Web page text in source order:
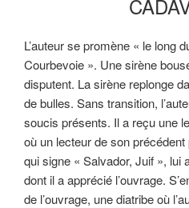
L’auteur se promène « le long
Courbevoie ». Une sirène
disputent. La sirène replonge
de bulles. Sans transition,
soucis présents. Il a reçu une
où un lecteur de son
qui signe « Salvador, Juif », lui
dont il a apprécié l’ouvrage.
de l’ouvrage, une diatribe où